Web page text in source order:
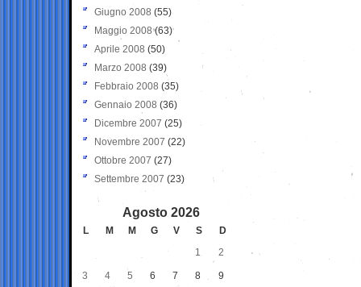
Giugno 2008 (55)
Maggio 2008(63)
Aprile 2008 (50)
Marzo 2008 (39)
Febbraio 2008 (35)
Gennaio 2008 (36)
Dicembre 2007 (25)
Novembre 2007 (22)
Ottobre 2007 (27)
Settembre 2007 (23)
Agosto 2026
L M M G V S
D
1
2
3 4 5 6 7 8 9